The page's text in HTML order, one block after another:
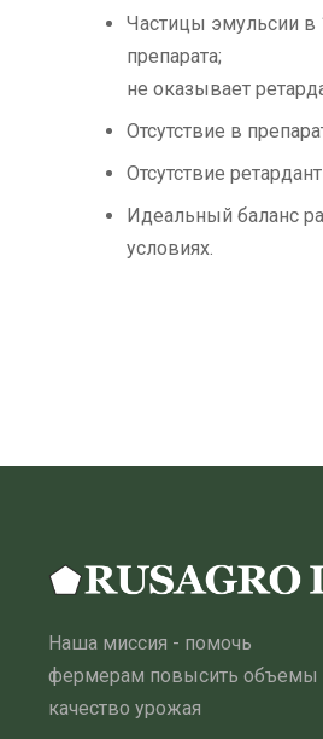
Частицы эмульсии в
препарата;
не оказывает
Отсутствие в
Отсутствие
Идеальный баланс
условиях.
Наша миссия - помочь
фермерам повысить объемы
качество урожая